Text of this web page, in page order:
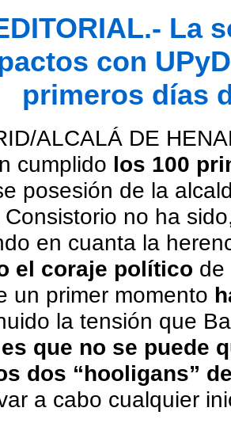
La
con
primeros días
ALCALÁ DE
cumplido los 100
posesión de la
Consistorio no ha
en cuanta la
el coraje político de
un primer momento
la tensión que
que no se puede
dos “hooligans”
a cabo cualquier